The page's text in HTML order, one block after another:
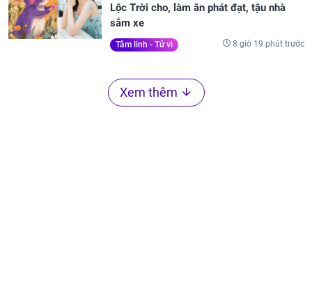
Lộc Trời cho, làm ăn phát đạt, tậu nhà
sắm xe
Tâm linh - Tử vi 8 giờ 19 phút trước
Xem thêm